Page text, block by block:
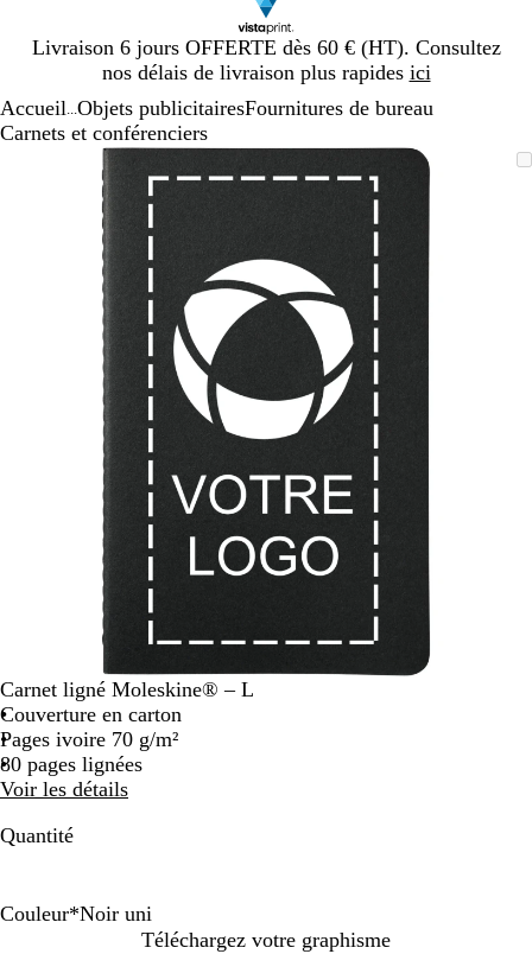
Livraison 6 jours OFFERTE dès 60 € (HT). Consultez
nos délais de livraison plus rapides ici
Diapositive
1
Accueil Objets publicitairesFournitures de bureau
Carnets et conférenciers
zoomable
au
pour
les
et
moins
pour
zoomer
touches
fléchées
faire
défiler
Carnet ligné Moleskine® – L
Couverture en carton
Pages ivoire 70 g/m²
80 pages lignées
Voir les détails
Quantité
Couleur*Noir uni
Téléchargez votre graphisme